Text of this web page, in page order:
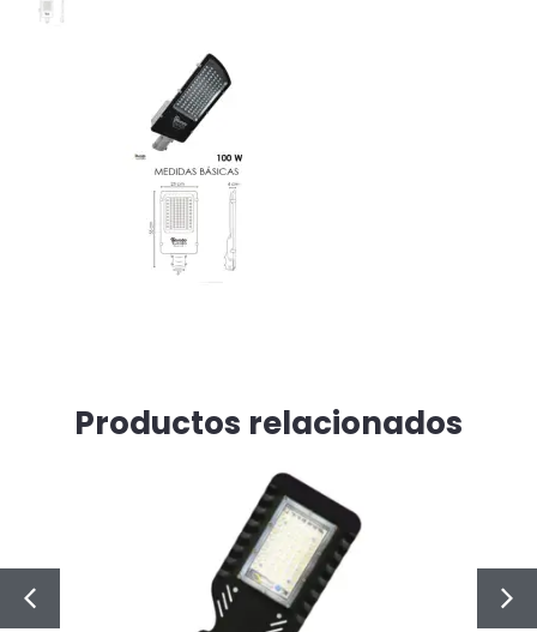
Productos relacionados